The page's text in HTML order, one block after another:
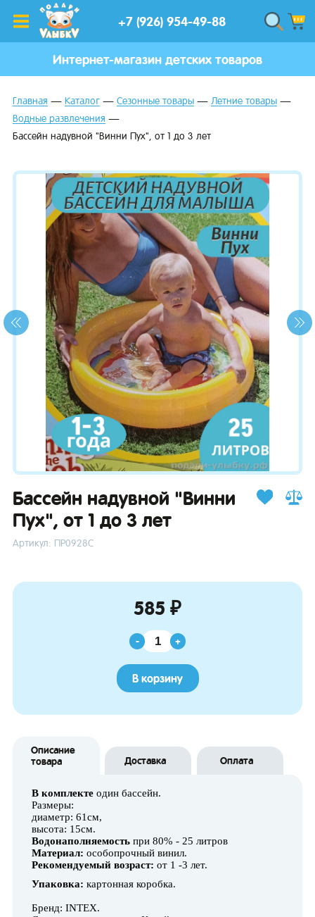
+7 (926) 954-49-88
Интернет-магазин детских товаров
Главная Каталог Сезонные товары
Летние товары
Водные развлечения
Бассейн надувной "Винни Пух", от 1 до 3 лет
Бассейн надувной "Винни
Пух", от 1 до 3 лет
Артикул: ПР0928С
585 ₽
- +
В корзину
Описание
товара
Доставка Оплата
В комплекте один бассейн.
Размеры:
диаметр: 61см,
высота: 15см.
Водонаполняемость при 80% - 25 литров
Материал: особопрочный винил.
Рекомендуемый возраст: от 1 -3 лет.
Упаковка: картонная коробка.
Бренд: INTEX.